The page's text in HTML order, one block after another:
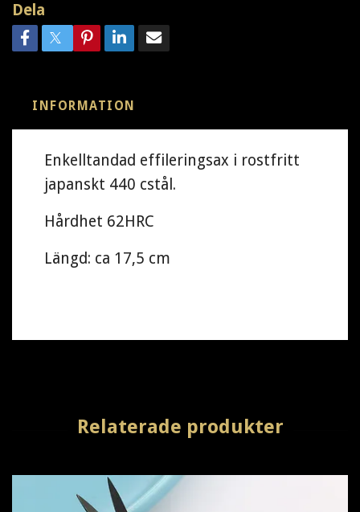
Dela
INFORMATION
Enkelltandad effileringsax i rostfritt
japanskt 440 cstål.
Hårdhet 62HRC
Längd: ca 17,5 cm